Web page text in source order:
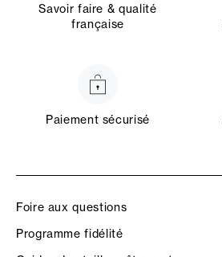
Savoir faire & qualité
française
Paiement sécurisé
Foire aux questions
Programme fidélité